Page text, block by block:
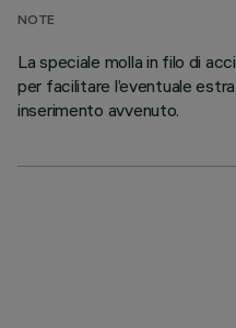
NOTE
La speciale molla in filo di
per facilitare l’eventuale
inserimento avvenuto.